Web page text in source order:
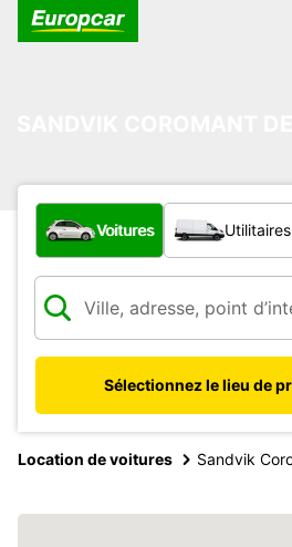
Quel type de véhicule ?
Voitures Utilitaires
Sélectionnez le lieu de
Location de voitures Sandvik